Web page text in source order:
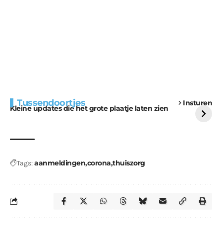
Tussendoortjes Insturen
Kleine updates die het grote plaatje laten zien
voor kabouters
uitdaging
Tags:aanmeldingencorona thuiszorg